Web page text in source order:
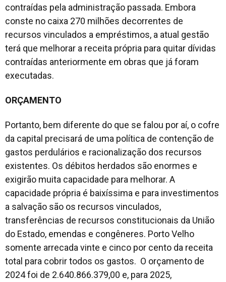
contraídas pela administração passada. Embora
conste no caixa 270 milhões decorrentes de
recursos vinculados a empréstimos, a atual gestão
terá que melhorar a receita própria para quitar dívidas
contraídas anteriormente em obras que já foram
executadas.
ORÇAMENTO
Portanto, bem diferente do que se falou por aí, o cofre
da capital precisará de uma política de contenção de
gastos perdulários e racionalização dos recursos
existentes. Os débitos herdados são enormes e
exigirão muita capacidade para melhorar. A
capacidade própria é baixíssima e para investimentos
a salvação são os recursos vinculados,
transferências de recursos constitucionais da União
do Estado, emendas e congêneres. Porto Velho
somente arrecada vinte e cinco por cento da receita
total para cobrir todos os gastos. O orçamento de
2024 foi de 2.640.866.379,00 e, para 2025,